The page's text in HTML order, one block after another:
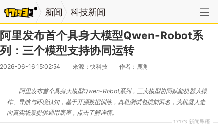
新闻 科技新闻
阿里发布首个具身大模型Qwen-Robot系
列：三个模型支持协同运转
2026-06-16 15:02:54 来源：快科技 作者：鹿角
17173 新闻导语
阿里发布首个具身大模型Qwen-Robot系列，三大模型协同赋能机器人操
作、导航与环境认知，基于开源数据训练，真机测试包揽前两名，为机器人走
向真实场景提供通用底座，点击了解详情。